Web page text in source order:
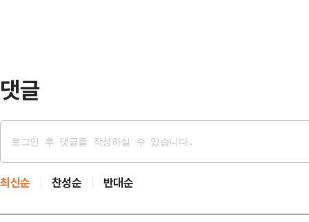
댓글
최신순 찬성순 반대순